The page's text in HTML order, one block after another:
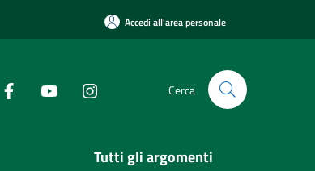
Accedi all'area personale
Cerca
Tutti gli argomenti